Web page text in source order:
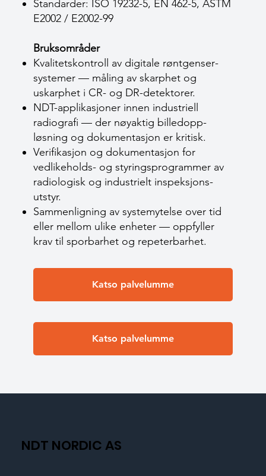
Standarder: ISO 19232-5, EN 462-5, ASTM
E2002 / E2002-99
Bruksområder
Kvalitetskontroll av digitale røntgenser­
systemer — måling av skarphet og
uskarphet i CR- og DR-detektorer.
NDT-applikasjoner innen industriell
radiografi — der nøyaktig billed­opp­
løsning og dokumentasjon er kritisk.
Verifikasjon og dokumentasjon for
vedlikeholds- og styringsprogrammer av
radiologisk og industrielt inspeksjons­
utstyr.
Sammenligning av systemytelse over tid
eller mellom ulike enheter — oppfyller
krav til sporbarhet og repeterbarhet.
Katso palvelumme
Katso palvelumme
NDT NORDIC AS